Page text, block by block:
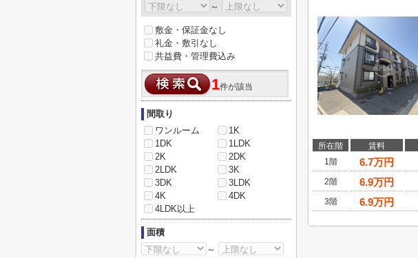
所在階 賃料
1階
6.7万円
2階
6.9万円
3階
6.9万円
～
敷金・保証金なし
礼金・敷引なし
共益費・管理費込み
1件が該当
間取り
ワンルーム
1K
1DK
1LDK
2K
2DK
2LDK
3K
3DK
3LDK
4K
4DK
4LDK以上
面積
～